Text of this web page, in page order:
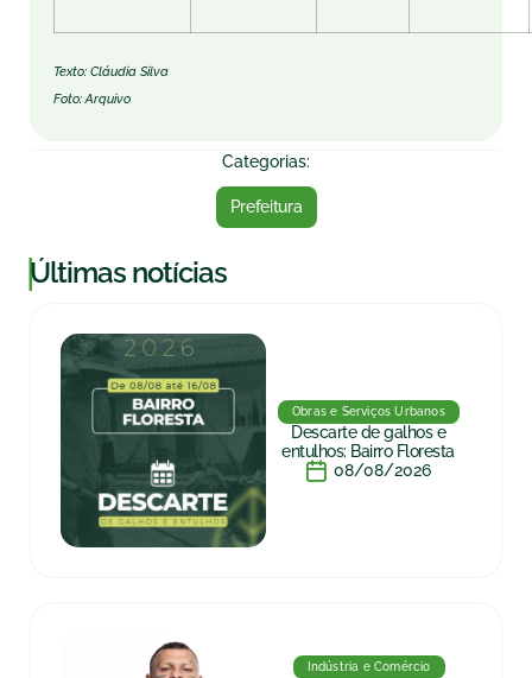
Texto: Cláudia Silva
Foto: Arquivo
Categorias:
Prefeitura
|Últimas notícias
Obras e Serviços Urbanos
Descarte de galhos e
entulhos: Bairro Floresta
08/08/2026
Indústria e Comércio